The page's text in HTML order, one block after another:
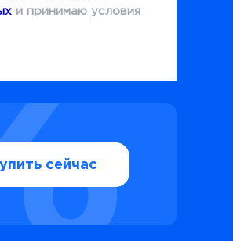
и принимаю условия
сейчас